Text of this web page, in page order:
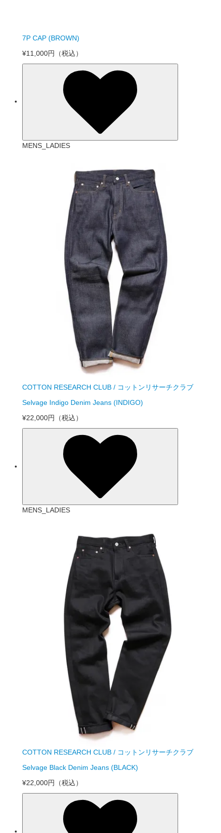
7P CAP (BROWN)
¥11,000円
（税込）
MENS_LADIES
COTTON RESEARCH CLUB / コットンリサーチクラブ
Selvage Indigo Denim Jeans (INDIGO)
¥22,000円
（税込）
MENS_LADIES
COTTON RESEARCH CLUB / コットンリサーチクラブ
Selvage Black Denim Jeans (BLACK)
¥22,000円
（税込）